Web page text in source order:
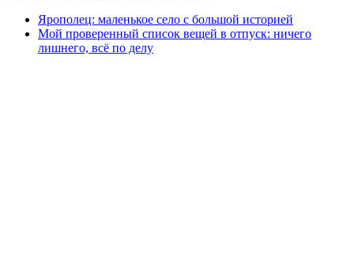
Ярополец: маленькое село с большой историей
Мой проверенный список вещей в отпуск: ничего
лишнего, всё по делу